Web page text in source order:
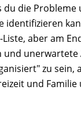
die
identifizieren
aber am
und
zu sein,
und